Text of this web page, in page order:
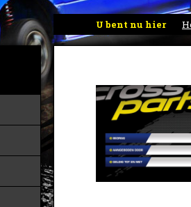
U bent nu hier